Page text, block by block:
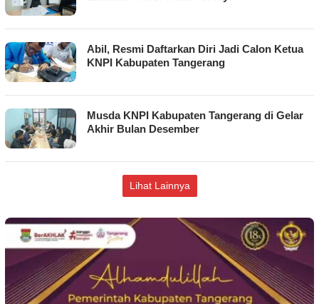
Abil, Resmi Daftarkan Diri Jadi Calon Ketua
KNPI Kabupaten Tangerang
Musda KNPI Kabupaten Tangerang di Gelar
Akhir Bulan Desember
Lihat Lainnya